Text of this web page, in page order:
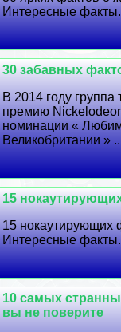
Интересные
30 забавных
В 2014 году группа
премию
номинации «
Великобритании »
15
15 нокаутирующих
Интересные
10 самых
вы не поверите